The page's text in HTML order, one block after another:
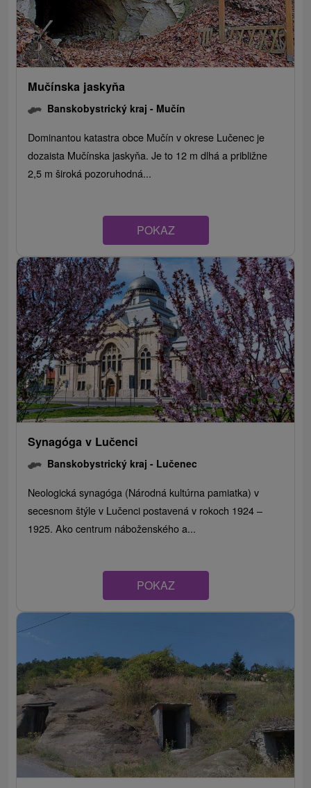
Mučínska jaskyňa
Banskobystrický kraj - Mučín
Dominantou katastra obce Mučín v okrese Lučenec je
dozaista Mučínska jaskyňa. Je to 12 m dlhá a približne
2,5 m široká pozoruhodná...
POKAZ
Synagóga v Lučenci
Banskobystrický kraj - Lučenec
Neologická synagóga (Národná kultúrna pamiatka) v
secesnom štýle v Lučenci postavená v rokoch 1924 –
1925. Ako centrum náboženského a...
POKAZ